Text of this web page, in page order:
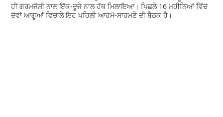
ਹੀ ਗਰਮਜੋਸ਼ੀ ਨਾਲ ਇੱਕ-ਦੂਜੇ ਨਾਲ ਹੱਥ ਮਿਲਾਇਆ। ਪਿਛਲੇ 16 ਮਹੀਨਿਆਂ ਵਿੱਚ
ਦੋਵਾਂ ਆਗੂਆਂ ਵਿਚਾਲੇ ਇਹ ਪਹਿਲੀ ਆਹਮੋ-ਸਾਹਮਣੇ ਦੀ ਬੈਠਕ ਹੈ।